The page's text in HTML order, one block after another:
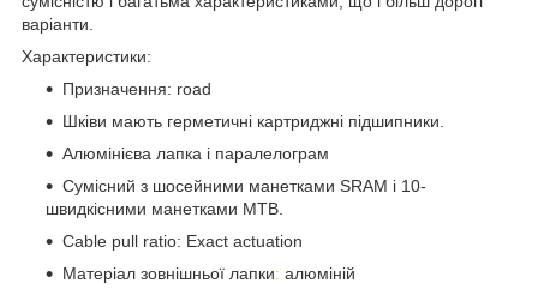
варіанти.
Характеристики:
Призначення: road
Шківи мають герметичні картриджні підшипники.
Алюмінієва лапка і паралелограм
Сумісний з шосейними манетками SRAM і 10-
швидкісними манетками MTB.
Cable pull ratio: Exact actuation
Матеріал зовнішньої лапки: алюміній